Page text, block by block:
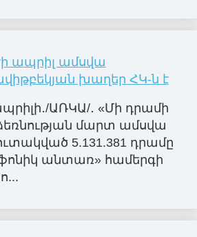
ապրիլ ամսվա
խաղեր ՀԿ-ն է
ԱՌԿԱ/․ «Մի դրամի
մարտ ամսվա
5.131.381 դրամը
անտառ» համերգի